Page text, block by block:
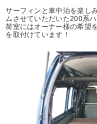
サーフィンと車中泊を楽し
ムさせていただいた200系
荷室にはオーナー様の希望
を取付けています！